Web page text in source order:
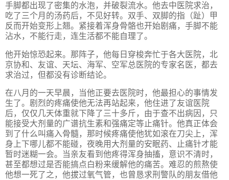
手脚都出现了密集的水泡，并破裂流水。他去中医院求治，
吃了三个月的汤药后，不见好转。双手、双脚的指（趾）甲
反而开始变形上翘。紧接着浑身骨骼也开始剧痛，手脚不能
沾水，不能行走，连生活都不能自理了。
他开始惊恐起来。那阵子，他每日穿梭奔忙于各大医院，北
京协和、友谊、天坛、海军、空军总医院的专家名医，都去
求治过，但都没有诊断结论。
在八月的一天早晨，当他正要去医院时，他最担心的事情发
生了。剧烈的疼痛使他无法再站起来，他住进了友谊医院
后，仅仅几天体重就下降了三十多斤，由于查不出病因，只
能接受大剂量的广谱抗生素和强痛定等止痛针。他真正体会
到了什么叫痛入骨髓，那时候疼痛使他犹如滚在刀尖上，浑
身上下哪儿都不能碰，夜晚用大剂量的安眠药、止痛针才能
暂时迷糊一会。当亲友看到他疼得浑身抽搐，意识不清时，
甚至都想过是否能搞点白粉来缓解他的痛苦。难忍的煎熬使
他想一死了之，他拔过氧气管，也曾恳求刑警队的朋友借他